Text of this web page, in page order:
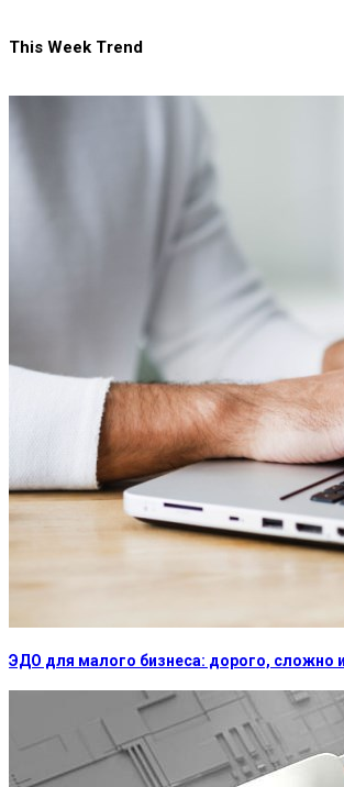
This Week Trend
ЭДО для малого бизнеса: дорого, сложно